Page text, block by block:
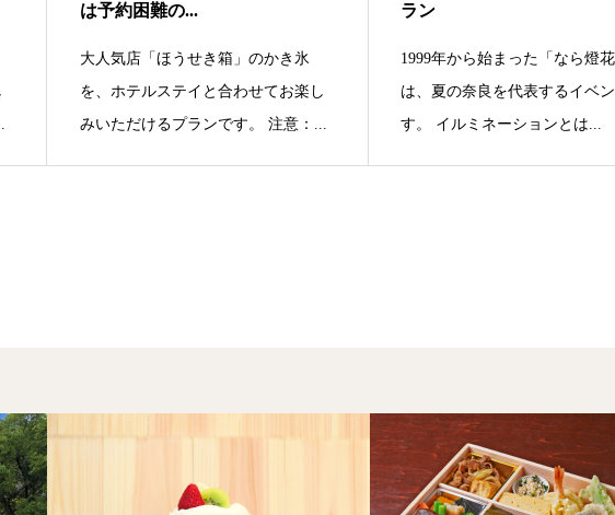
は予約困難の...
大人気店「ほうせき箱」のかき氷
を、ホテルステイと合わせてお楽し
みいただけるプランです。 注意：...
ラン
1999年から始まった「なら燈
は、夏の奈良を代表するイベ
す。 イルミネーションとは...